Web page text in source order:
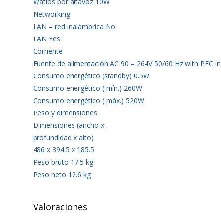
Networking
LAN – red inalámbrica No
LAN Yes
Corriente
Fuente de alimentación AC 90 – 264V 50/60 Hz with PFC
Consumo energético (standby) 0.5W
Consumo energético ( mín.) 260W
Consumo energético ( máx.) 520W
Peso y dimensiones
Dimensiones (ancho x
profundidad x alto)
486 x 394.5 x 185.5
Peso bruto 17.5 kg
Peso neto 12.6 kg
Valoraciones